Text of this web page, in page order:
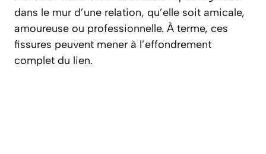
dans le mur d’une relation, qu’elle soit amicale,
amoureuse ou professionnelle. À terme, ces
fissures peuvent mener à l’effondrement
complet du lien.